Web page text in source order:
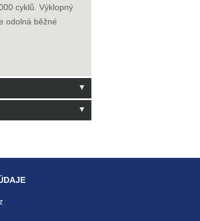
cyklů. Výklopný
odolná běžné